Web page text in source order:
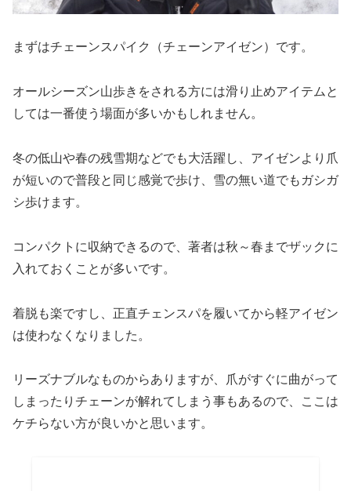
まずはチェーンスパイク（チェーンアイゼン）です。
オールシーズン山歩きをされる方には滑り止めアイテムと
しては一番使う場面が多いかもしれません。
冬の低山や春の残雪期などでも大活躍し、アイゼンより爪
が短いので普段と同じ感覚で歩け、雪の無い道でもガシガ
シ歩けます。
コンパクトに収納できるので、著者は秋～春までザックに
入れておくことが多いです。
着脱も楽ですし、正直チェンスパを履いてから軽アイゼン
は使わなくなりました。
リーズナブルなものからありますが、爪がすぐに曲がって
しまったりチェーンが解れてしまう事もあるので、ここは
ケチらない方が良いかと思います。